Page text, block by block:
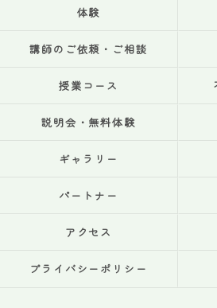
体験
講師のご依頼・ご相談
授業コース
説明会・無料体験
ギャラリー
パートナー
アクセス
プライバシーポリシー